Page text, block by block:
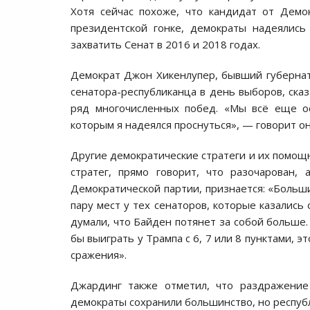
Хотя сейчас похоже, что кандидат от
президентской гонке, демократы
захватить Сенат в 2016 и 2018 годах.
Демократ Джон Хикенлупер, бывший
сенатора-республиканца в день выборов,
ряд многочисленных побед. «Мы всё еще
которым я надеялся проснуться», — говорит
Другие демократические стратеги и их
стратег, прямо говорит, что
Демократической партии, признается:
пару мест у тех сенаторов, которые
думали, что Байден потянет за собой
бы выиграть у Трампа с 6, 7 или 8 пунктами,
сражения».
Джардинг также отметил, что
демократы сохранили большинство, но